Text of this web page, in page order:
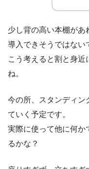
少し背の高い本棚があ
導入できそうではない
こう考えると割と身
ね。
今の所、スタンディン
ていく予定です。
実際に使って他に何か
るかな？